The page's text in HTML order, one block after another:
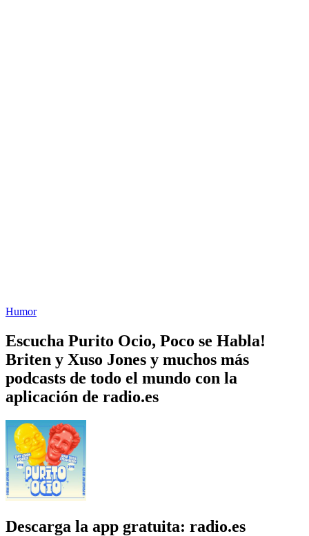
Humor
Escucha Purito Ocio, Poco se Habla!
Briten y Xuso Jones y muchos más
podcasts de todo el mundo con la
aplicación de radio.es
Descarga la app gratuita: radio.es